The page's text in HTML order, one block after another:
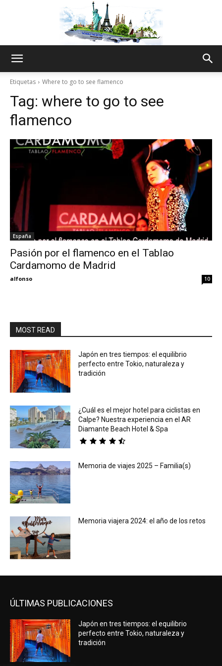
Thru
Etiquetas Where to go to see flamenco
Tag: where to go to see
flamenco
España
Pasión por el flamenco en el Tablao
Cardamomo de Madrid
alfonso 10
MOST READ
Japón en tres tiempos: el equilibrio
perfecto entre Tokio, naturaleza y
tradición
¿Cuál es el mejor hotel para ciclistas en
Calpe? Nuestra experiencia en el AR
Diamante Beach Hotel & Spa
Memoria de viajes 2025 – Familia(s)
Memoria viajera 2024: el año de los retos
ÚLTIMAS PUBLICACIONES
Japón en tres tiempos: el equilibrio
perfecto entre Tokio, naturaleza y
tradición